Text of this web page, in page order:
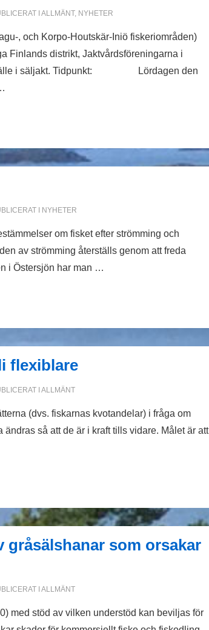
IALLMÄNT, NYHETER
, och Korpo-Houtskär-Iniö fiskeriområden)
Finlands distrikt, Jaktvårdsföreningarna i
i säljakt. Tidpunkt: Lördagen den
I NYHETER
om fisket efter strömming och
av strömming återställs genom att freda
i Östersjön har man …
flexiblare
IALLMÄNT
(dvs. fiskarnas kvotandelar) i fråga om
så att de är i kraft tills vidare. Målet är att
gråsälshanar som orsakar
IALLMÄNT
med stöd av vilken understöd kan beviljas för